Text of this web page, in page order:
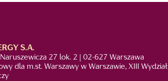
S.A.
27 lok. 2 | 02-627 Warszawa
dla m.st. Warszawy w Warszawie, XIII Wydział